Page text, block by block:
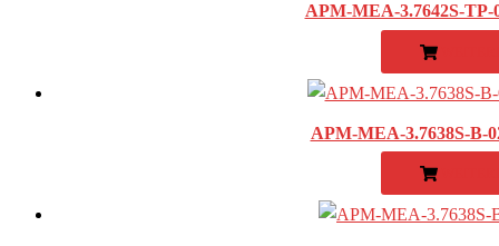
APM-MEA-3.7642S-TP-
APM-MEA-3.7638S-B-